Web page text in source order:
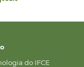
do IFCE